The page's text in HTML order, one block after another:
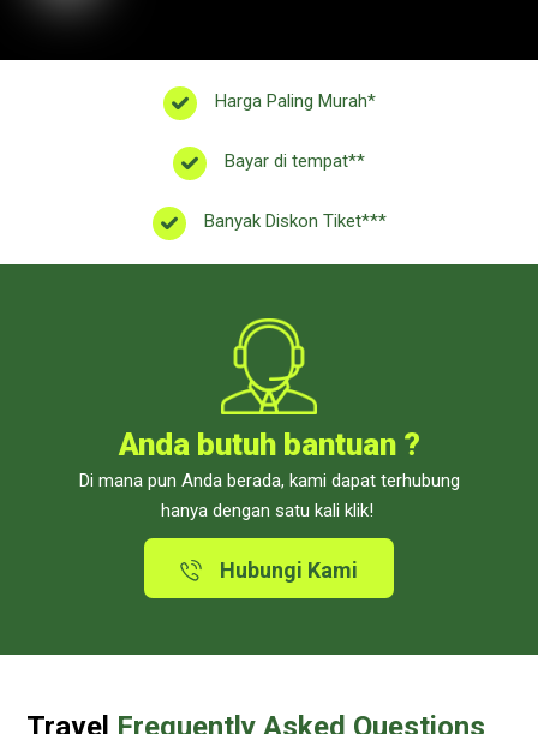
Harga Paling Murah*
Bayar di tempat**
Banyak Diskon Tiket***
Anda butuh bantuan ?
Di mana pun Anda berada, kami dapat terhubung
hanya dengan satu kali klik!
Hubungi Kami
Travel Frequently Asked Questions